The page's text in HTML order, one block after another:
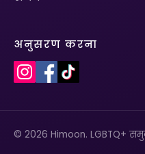
अनुसरण करना
© 2026 Himoon. LGBTQ+